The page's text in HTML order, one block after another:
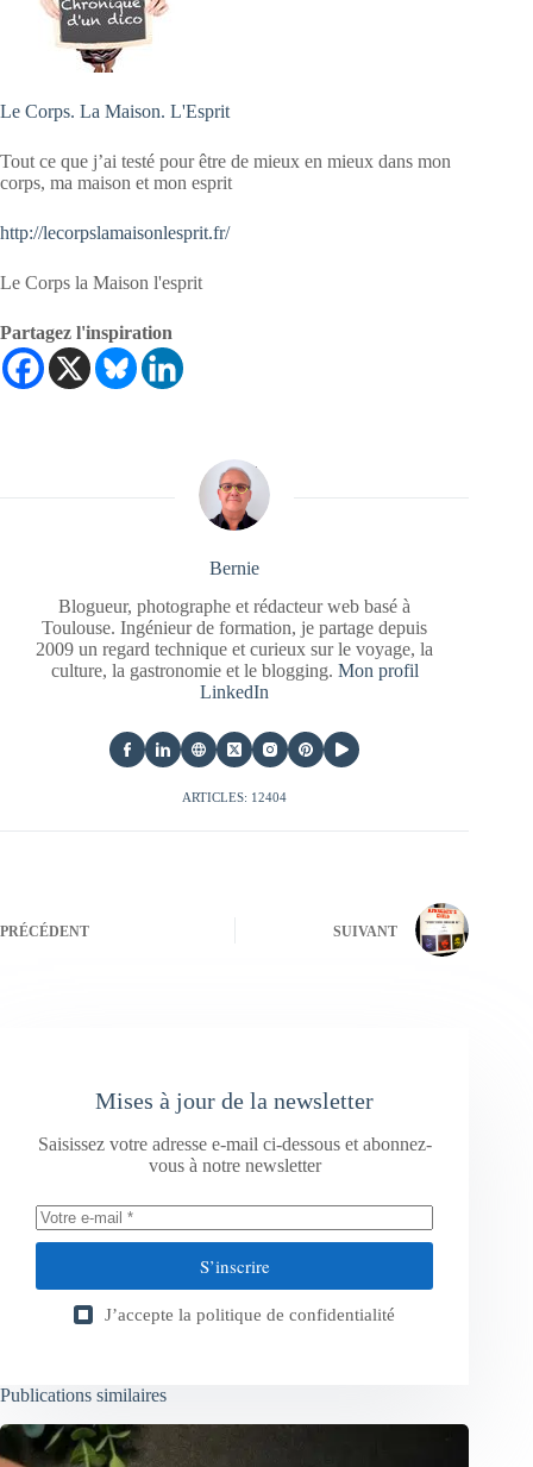
Le Corps. La Maison. L'Esprit
Tout ce que j’ai testé pour être de mieux en mieux dans mon
corps, ma maison et mon esprit
http://lecorpslamaisonlesprit.fr/
Le Corps la Maison l'esprit
Partagez l'inspiration
Bernie
Blogueur, photographe et rédacteur web basé à
Toulouse. Ingénieur de formation, je partage depuis
2009 un regard technique et curieux sur le voyage, la
culture, la gastronomie et le blogging. Mon profil
LinkedIn
ARTICLES: 12404
PRÉCÉDENT SUIVANT
Mises à jour de la newsletter
Saisissez votre adresse e-mail ci-dessous et abonnez-
vous à notre newsletter
S’inscrire
J’accepte la politique de confidentialité
Publications similaires